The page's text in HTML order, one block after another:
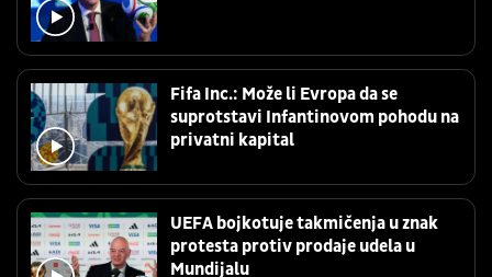
Fifa Inc.: Može li Evropa da se
suprotstavi Infantinovom pohodu na
privatni kapital
UEFA bojkotuje takmičenja u znak
protesta protiv prodaje udela u
Mundijalu